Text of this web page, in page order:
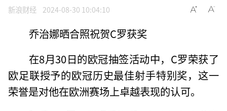
新浪财经 2024-08-30 10:04:10
乔治娜晒合照祝贺C罗获奖
在8月30日的欧冠抽签活动中，C罗荣获了
欧足联授予的欧冠历史最佳射手特别奖，这一
荣誉是对他在欧洲赛场上卓越表现的认可。